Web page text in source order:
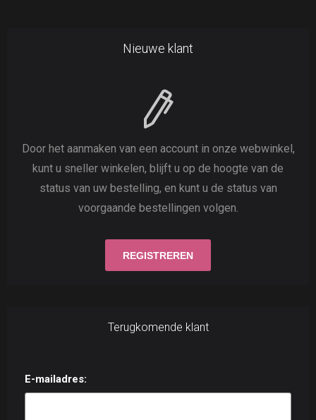
Nieuwe klant
Door het aanmaken van een account in onze webwinkel,
kunt u sneller winkelen, blijft u op de hoogte van de
status van uw bestelling, en kunt u de status van
voorgaande bestellingen volgen.
Terugkomende klant
E-mailadres: